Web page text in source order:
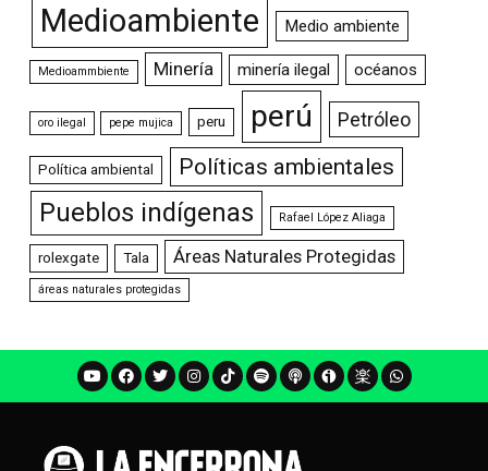
Medioambiente Medio ambiente
Medioammbiente Minería minería ilegal océanos
oro ilegal pepe mujica peru perú Petróleo
Política ambiental Políticas ambientales
Pueblos indígenas Rafael López Aliaga
rolexgate Tala Áreas Naturales Protegidas
áreas naturales protegidas